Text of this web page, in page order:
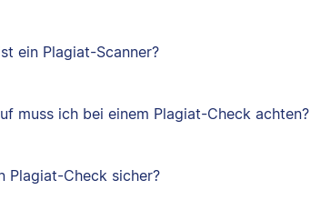
ein Plagiat-Scanner?
muss ich bei einem Plagiat-Check achten?
Plagiat-Check sicher?